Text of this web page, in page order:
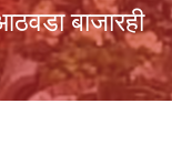
बाजारही